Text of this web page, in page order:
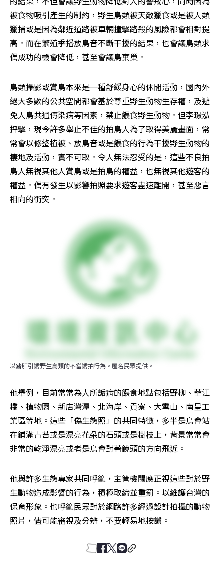
被食物吸引產生的制約，野生鳥類被天敵獵食或是被人類
獵捕或是因為鄰近道路被車輛撞擊路殺的風險都會相對提
高。而在繁殖季播放鳥音不斷干擾的結果，也會讓鳥類求
偶成功的機會降低，甚至會讓鳥棄巢。
鳥類攝影或賞鳥本來是一種舒緩身心的休閒活動，國內外
絕大多數的公共空間都會基於尊重野生動物生存權，及避
免人鳥共通傳染病等因素，禁止餵食野生動物。但李璟泓
抨擊，現今許多舉止不佳的拍鳥人為了取得美麗畫面，常
常會以修整植被、放鳥音或是餵食的行為干擾野生動物的
棲地及活動，實不可取。令人無法忍受的是，這些不良拍
鳥人無視其他人賞鳥或是拍鳥的權益，也無視其他遊客的
權益。偶有發生以影響拍照要求遊客盡速離開，甚至惡言
相向的衝突。
以豬肝引誘野生鳥類的不當誘拍行為。匿名民眾提供。
他舉例，目前常常為人所詬病的餵食地點包括野柳、華江
橋、植物園、新店灣潭、北海岸、貢寮、大雪山、南星工
業區等地。這些「偽生態照」的共同特徵，多半是鳥會站
在鋪滿青苔或是漂亮花朵的石頭或是樹枝上，背景常常會
非常的乾淨漂亮或者是鳥會對著鏡頭的方向飛近。
他與許多生態專家共同呼籲，主管機關應正視這些對於野
生動物造成影響的行為，積極取締並重罰。以維護台灣的
保育形象。也呼籲民眾對於網路許多經過設計拍攝的動物
照片，儘可能審視及分辨，不要輕易地按讚。